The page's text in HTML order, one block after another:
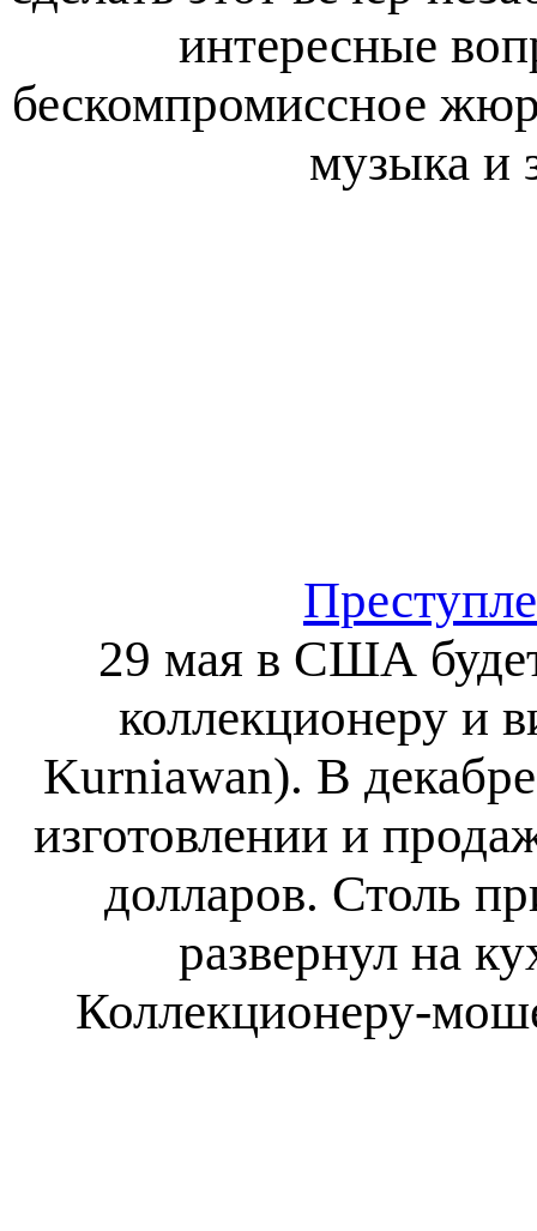
интересные
бескомпромиссное
музыка и
29 мая в США
коллекционеру и
Kurniawan). В
изготовлении и
долларов. Столь
развернул на
Коллекционеру-